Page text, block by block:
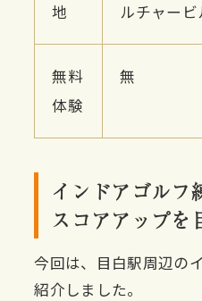
地
ルチャービ
無料
体験
無
インドアゴルフ
スコアアップを
今回は、目白駅周辺の
紹介しました。